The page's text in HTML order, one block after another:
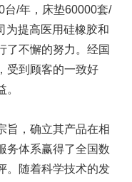
台/年，床垫60000套/
为提高医用硅橡胶和
了不懈的努力。经国
受到顾客的一致好
，确立其产品在相
务体系赢得了全国数
。随着科学技术的发